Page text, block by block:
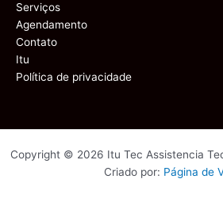
Serviços
Agendamento
Contato
Itu
Política de privacidade
Copyright © 2026 Itu Tec Assistencia
Criado por: Página de